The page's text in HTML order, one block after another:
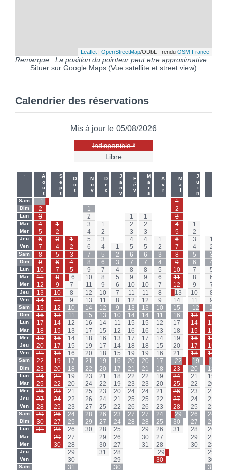
Leaflet | OpenStreetMap/ODbL - rendu OSM France
Remarque : La position du pointeur peut etre approximative.
Situer sur Google Maps (Vue satellite et street view)
Calendrier des réservations
Mis à jour le 05/08/2026
Indisponible *
Libre
-
Sam
Dim
Lun
Mar
Mer
Jeu
Ven
Sam
Dim
Lun
Mar
Mer
Jeu
Ven
Sam
Dim
Lun
Mar
Mer
Jeu
Ven
Sam
Dim
Lun
Mar
Mer
Jeu
Ven
Sam
Dim
Lun
Mar
Mer
Jeu
Ven
Sam
Aout
1
2
3
4
5
6
7
8
9
10
11
12
13
14
15
16
17
18
19
20
21
22
23
24
25
26
27
28
29
30
31
Sept
1
2
3
4
5
6
7
8
9
10
11
12
13
14
15
16
17
18
19
20
21
22
23
24
25
26
27
28
29
30
Oct
1
2
3
4
5
6
7
8
9
10
11
12
13
14
15
16
17
18
19
20
21
22
23
24
25
26
27
28
29
30
31
Nov
1
2
3
4
5
6
7
8
9
10
11
12
13
14
15
16
17
18
19
20
21
22
23
24
25
26
27
28
29
30
Dec
1
2
3
4
5
6
7
8
9
10
11
12
13
14
15
16
17
18
19
20
21
22
23
24
25
26
27
28
29
30
31
Janv
1
2
3
4
5
6
7
8
9
10
11
12
13
14
15
16
17
18
19
20
21
22
23
24
25
26
27
28
29
30
Fév
1
2
3
4
5
6
7
8
9
10
11
12
13
14
15
16
17
18
19
20
21
22
23
24
25
26
27
28
Mars
1
2
3
4
5
6
7
8
9
10
11
12
13
14
15
16
17
18
19
20
21
22
23
24
25
26
27
28
29
30
31
Avr
1
2
3
4
5
6
7
8
9
10
11
12
13
14
15
16
17
18
19
20
21
22
23
24
25
26
27
28
29
30
Mai
1
2
3
4
5
6
7
8
9
10
11
12
13
14
15
16
17
18
19
20
21
22
23
24
25
26
27
28
29
30
31
Juin
1
2
3
4
5
6
7
8
9
10
11
12
13
14
15
16
17
18
19
20
21
22
23
24
25
26
27
28
29
30
1
2
3
4
5
6
7
8
9
10
11
12
13
14
15
16
17
18
19
20
21
22
23
24
25
26
27
28
29
30
31